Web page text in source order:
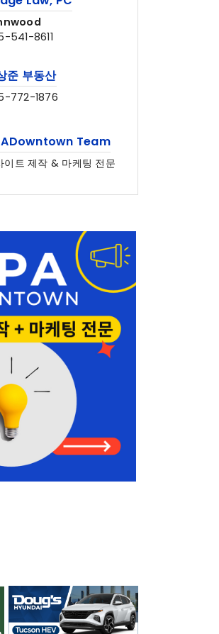
541-8611
772-1876
이트 제작 & 마케팅 전문
옥 부동산
셜 • 비즈니스
829-7642
숙 공인회계사
• Seattle
744-2742
계 공인회계사
367-6782